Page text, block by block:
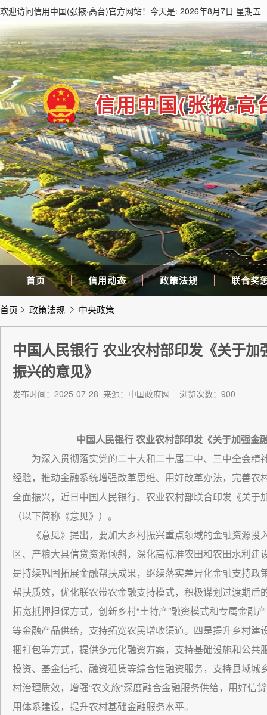
欢迎访问信用中国(张掖·高台)官方网站！今天是: 2026年8月7日 星期五
信用中国(张掖·高
首页 信用动态 政策法规 联合奖
首页 政策法规 中央政策
中国人民银行 农业农村部印发《关于
振兴的意见》
发布时间：2025-07-28 来源：中国政府网 浏览次数：900
中国人民银行 农业农村部印发《关于加强金
为深入贯彻落实党的二十大和二十届二中、三中全会精
经验，推动金融系统增强改革思维、用好改革办法，完善
全面振兴，近日中国人民银行、农业农村部联合印发《关
（以下简称《意见》）。
《意见》提出，要加大乡村振兴重点领域的金融资源
区、产粮大县信贷资源倾斜，深化高标准农田和农田水利
是持续巩固拓展金融帮扶成果，继续落实差异化金融支持
帮扶质效，优化联农带农金融支持模式，积极谋划过渡期
拓宽抵押担保方式，创新乡村“土特产”融资模式和专属金融
等金融产品供给，支持拓宽农民增收渠道。四是提升乡村
捆打包等方式，提供多元化融资方案，支持基础设施和公
投资、基金信托、融资租赁等综合性融资服务，支持县域
村治理质效，增强“农文旅”深度融合金融服务供给，用好信
用体系建设，提升农村基础金融服务水平。